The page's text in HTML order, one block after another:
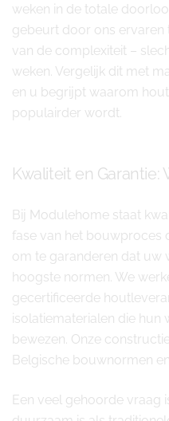
weken in de totale
gebeurt door ons ervaren
van de complexiteit –
weken. Vergelijk dit met
en u begrijpt waarom
populairder wordt.
Kwaliteit en Garantie:
Bij Modulehome staat
fase van het bouwproces
om te garanderen dat uw
hoogste normen. We
gecertificeerde
isolatiematerialen die hun
bewezen. Onze
Belgische bouwnormen
Een veel gehoorde vraag